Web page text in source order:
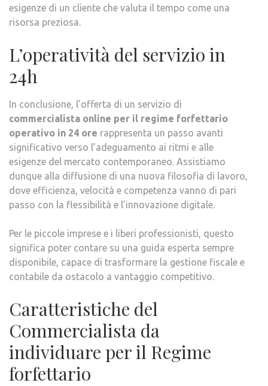
esigenze di un cliente che valuta il tempo come una
risorsa preziosa.
L’operatività del servizio in
24h
In conclusione, l’offerta di un servizio di
commercialista online per il regime forfettario
operativo in 24 ore rappresenta un passo avanti
significativo verso l’adeguamento ai ritmi e alle
esigenze del mercato contemporaneo. Assistiamo
dunque alla diffusione di una nuova filosofia di lavoro,
dove efficienza, velocità e competenza vanno di pari
passo con la flessibilità e l’innovazione digitale.
Per le piccole imprese e i liberi professionisti, questo
significa poter contare su una guida esperta sempre
disponibile, capace di trasformare la gestione fiscale e
contabile da ostacolo a vantaggio competitivo.
Caratteristiche del
Commercialista da
individuare per il Regime
forfettario